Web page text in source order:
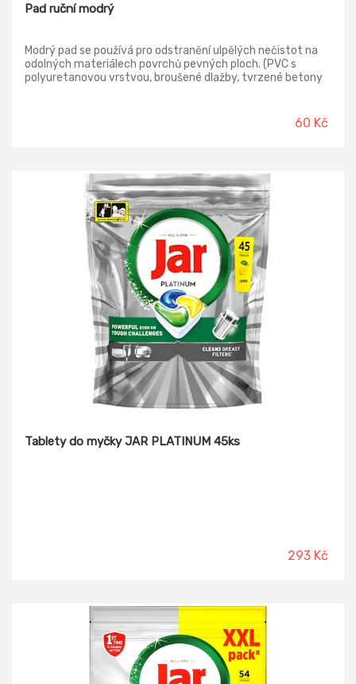
Pad ruční modrý
Modrý pad se používá pro odstranění ulpělých nečistot na
odolných materiálech povrchů pevných ploch. (PVC s
polyuretanovou vrstvou, broušené dlažby, tvrzené betony
60 Kč
Tablety do myčky JAR PLATINUM 45ks
293 Kč